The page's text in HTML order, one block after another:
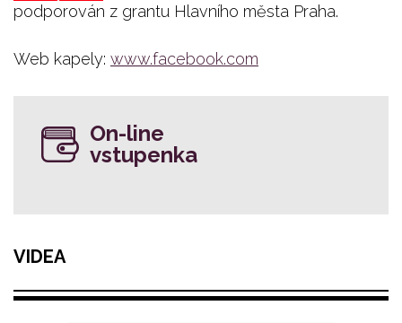
podporován z grantu Hlavního města Praha.
Web kapely: www.facebook.com
On-line
vstupenka
VIDEA